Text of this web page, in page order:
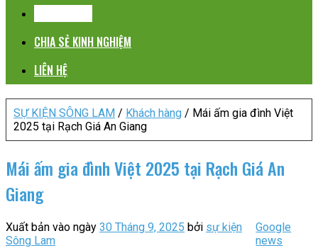
CHIA SẺ KINH NGHIỆM
LIÊN HỆ
SỰ KIỆN SÔNG LAM / Khách hàng / Mái ấm gia đình Việt
2025 tại Rạch Giá An Giang
Mái ấm gia đình Việt 2025 tại Rạch Giá An
Giang
Xuất bản vào ngày 30 Tháng 9, 2025 bởi sự kiện
Sông Lam
Google
news